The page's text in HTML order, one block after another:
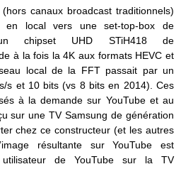
(hors canaux broadcast traditionnels)
en local vers une set-top-box de
un chipset UHD STiH418 de
à la fois la 4K aux formats HEVC et
local de la FFT passait par un
s et 10 bits (vs 8 bits en 2014). Ces
à la demande sur YouTube et au
sur une TV Samsung de génération
chez ce constructeur (et les autres
résultante sur YouTube est
utilisateur de YouTube sur la TV